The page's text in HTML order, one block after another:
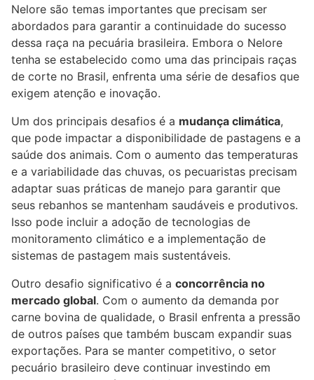
Nelore são temas importantes que precisam ser
abordados para garantir a continuidade do sucesso
dessa raça na pecuária brasileira. Embora o Nelore
tenha se estabelecido como uma das principais raças
de corte no Brasil, enfrenta uma série de desafios que
exigem atenção e inovação.
Um dos principais desafios é a mudança climática,
que pode impactar a disponibilidade de pastagens e a
saúde dos animais. Com o aumento das temperaturas
e a variabilidade das chuvas, os pecuaristas precisam
adaptar suas práticas de manejo para garantir que
seus rebanhos se mantenham saudáveis e produtivos.
Isso pode incluir a adoção de tecnologias de
monitoramento climático e a implementação de
sistemas de pastagem mais sustentáveis.
Outro desafio significativo é a concorrência no
mercado global. Com o aumento da demanda por
carne bovina de qualidade, o Brasil enfrenta a pressão
de outros países que também buscam expandir suas
exportações. Para se manter competitivo, o setor
pecuário brasileiro deve continuar investindo em